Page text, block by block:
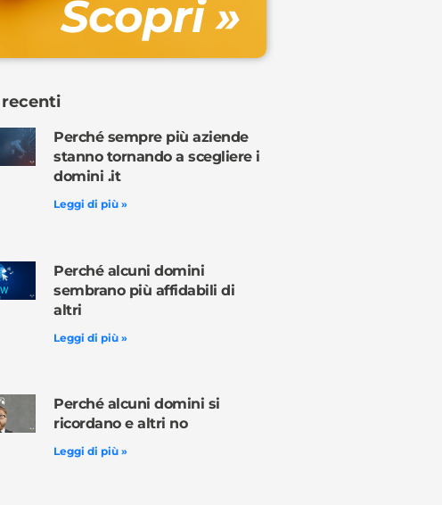
Scopri »
Perché sempre più aziende
stanno tornando a scegliere i
domini .it
Leggi di più »
Perché alcuni domini
sembrano più affidabili di
altri
Leggi di più »
Perché alcuni domini si
ricordano e altri no
Leggi di più »